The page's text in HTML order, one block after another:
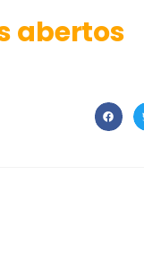
abertos